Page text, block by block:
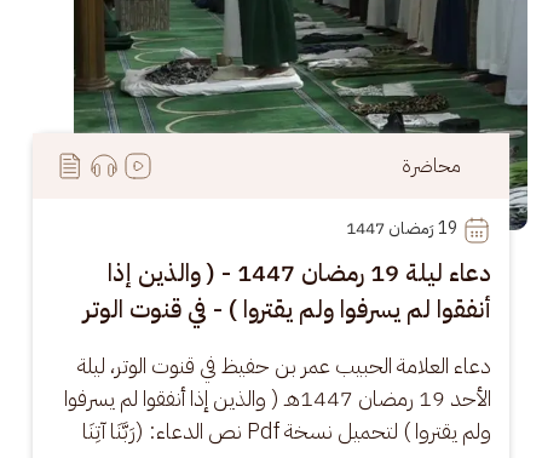
محاضرة
19
دعاء ليلة 19 رمضان 1447 - ( والذين إذا
أنفقوا لم يسرفوا ولم يقتروا ) - في قنوت الوتر
دعاء العلامة الحبيب عمر بن حفيظ في قنوت الوتر، ليلة
الأحد 19 رمضان 1447هـ ( والذين إذا أنفقوا لم يسرفوا
ولم يقتروا ) لتحميل نسخة Pdf نص الدعاء: (رَبَّنَا آتِنَا